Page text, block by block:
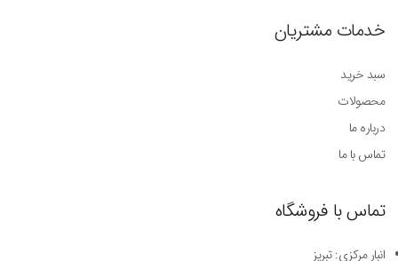
خدمات مشتریان
سبد خرید
محصولات
درباره ما
تماس با ما
تماس با فروشگاه
انبار مرکزی: تبریز